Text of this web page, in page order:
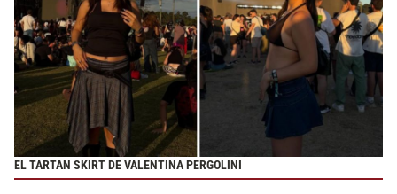
EL TARTAN SKIRT DE VALENTINA PERGOLINI